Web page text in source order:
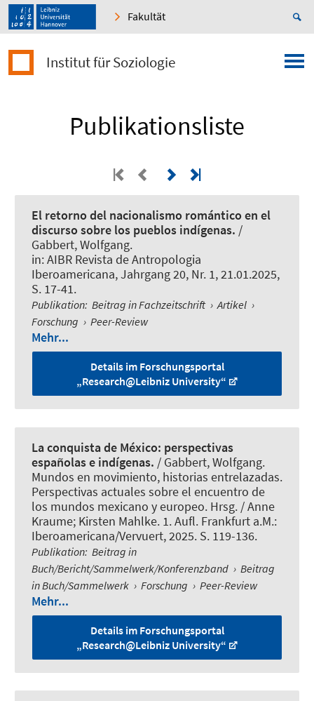
Fakultät
Institut für Soziologie
Publikationsliste
El retorno del nacionalismo romántico en el
discurso sobre los pueblos indígenas. /
Gabbert, Wolfgang.
in:AIBR Revista de Antropologia
Iberoamericana, Jahrgang 20, Nr. 1, 21.01.2025,
S. 17-41.
Publikation: Beitrag in Fachzeitschrift › Artikel ›
Forschung › Peer-Review
Mehr...
Details im Forschungsportal
„Research@Leibniz University“
La conquista de México: perspectivas
españolas e indígenas. / Gabbert, Wolfgang.
Mundos en movimiento, historias entrelazadas.
Perspectivas actuales sobre el encuentro de
los mundos mexicano y europeo. Hrsg. / Anne
Kraume; Kirsten Mahlke. 1. Aufl. Frankfurt a.M.:
Iberoamericana/Vervuert, 2025. S. 119-136.
Publikation: Beitrag in
Buch/Bericht/Sammelwerk/Konferenzband › Beitrag
in Buch/Sammelwerk › Forschung › Peer-Review
Mehr...
Details im Forschungsportal
„Research@Leibniz University“